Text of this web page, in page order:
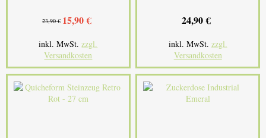
23,90 € 15,90 €
inkl. MwSt.zzgl.
Versandkosten
24,90 €
inkl. MwSt. zzgl.
Versandkosten